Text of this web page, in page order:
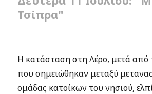
Τσίπρα"
Η κατάσταση στη Λέρο, μετά από
που σημειώθηκαν μεταξύ
ομάδας κατοίκων του νησιού,